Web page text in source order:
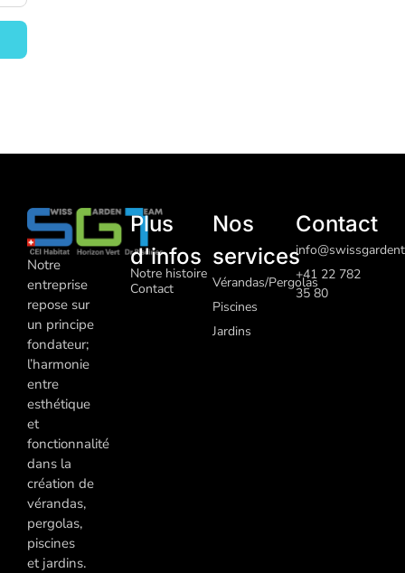
Notre
entreprise
repose sur
un principe
fondateur;
l’harmonie
entre
esthétique
et
fonctionnalité
dans la
création de
vérandas,
pergolas,
piscines
et jardins.
Plus
d'infos
Notre histoire
Contact
Nos
services
Vérandas/Pergolas
Piscines
Jardins
Contact
+41 22 782
35 80